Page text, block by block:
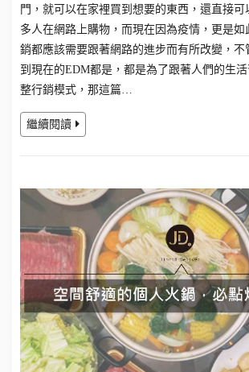
門，就可以在家裡買到想要的東西，還直接
多人在網路上購物，而現在因為疫情，更是
銷都應該需要跟著網路的進步而有所改變，不
到現在的EDM都是，都是為了跟著人們的生
整行銷模式，那這篇…
繼續閱讀